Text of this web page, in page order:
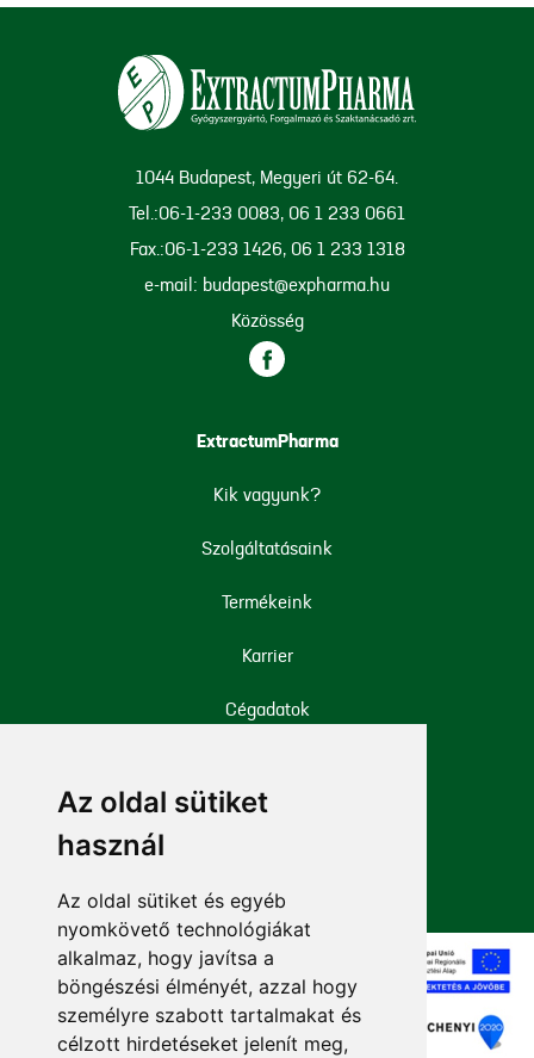
Az oldal sütiket
használ
Az oldal sütiket és egyéb
nyomkövető technológiákat
alkalmaz, hogy javítsa a
böngészési élményét, azzal hogy
személyre szabott tartalmakat és
célzott hirdetéseket jelenít meg,
1044 Budapest, Megyeri út 62-64.
Tel.:06-1-233 0083, 06 1 233 0661
Fax.:06-1-233 1426, 06 1 233 1318
e-mail: budapest@expharma.hu
Közösség
ExtractumPharma
Kik vagyunk?
Szolgáltatásaink
Termékeink
Karrier
Cégadatok
Mellékhatás bejelentése